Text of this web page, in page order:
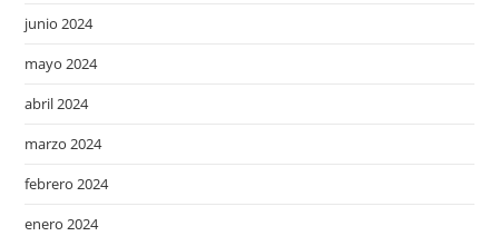
junio 2024
mayo 2024
abril 2024
marzo 2024
febrero 2024
enero 2024